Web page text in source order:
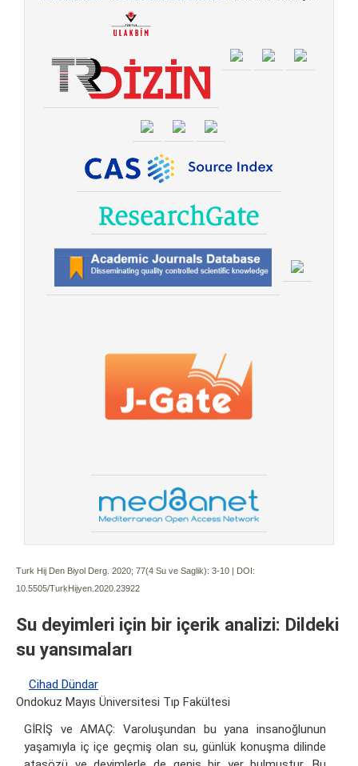
Turk Hij Den Biyol Derg. 2020; 77(4 Su ve Saglik): 3-10 | DOI:
10.5505/TurkHijyen.2020.23922
Su deyimleri için bir içerik analizi: Dildeki
su yansımaları
Cihad Dündar
Ondokuz Mayıs Üniversitesi Tıp Fakültesi
GİRİŞ ve AMAÇ: Varoluşundan bu yana insanoğlunun
yaşamıyla iç içe geçmiş olan su, günlük konuşma dilinde